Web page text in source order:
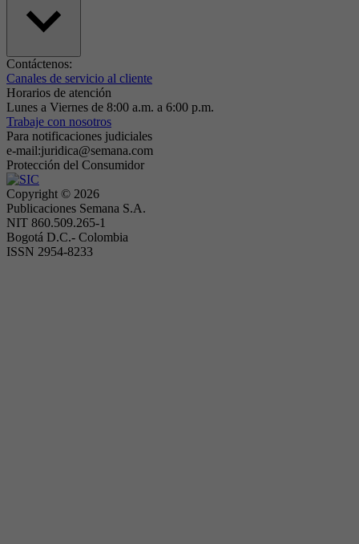
Contáctenos:
Canales de servicio al cliente
Horarios de atención
Lunes a Viernes de 8:00 a.m. a 6:00 p.m.
Trabaje con nosotros
Para notificaciones judiciales
e-mail:juridica@semana.com
Protección del Consumidor
Copyright © 2026
Publicaciones Semana S.A.
NIT 860.509.265-1
Bogotá D.C.- Colombia
ISSN 2954-8233